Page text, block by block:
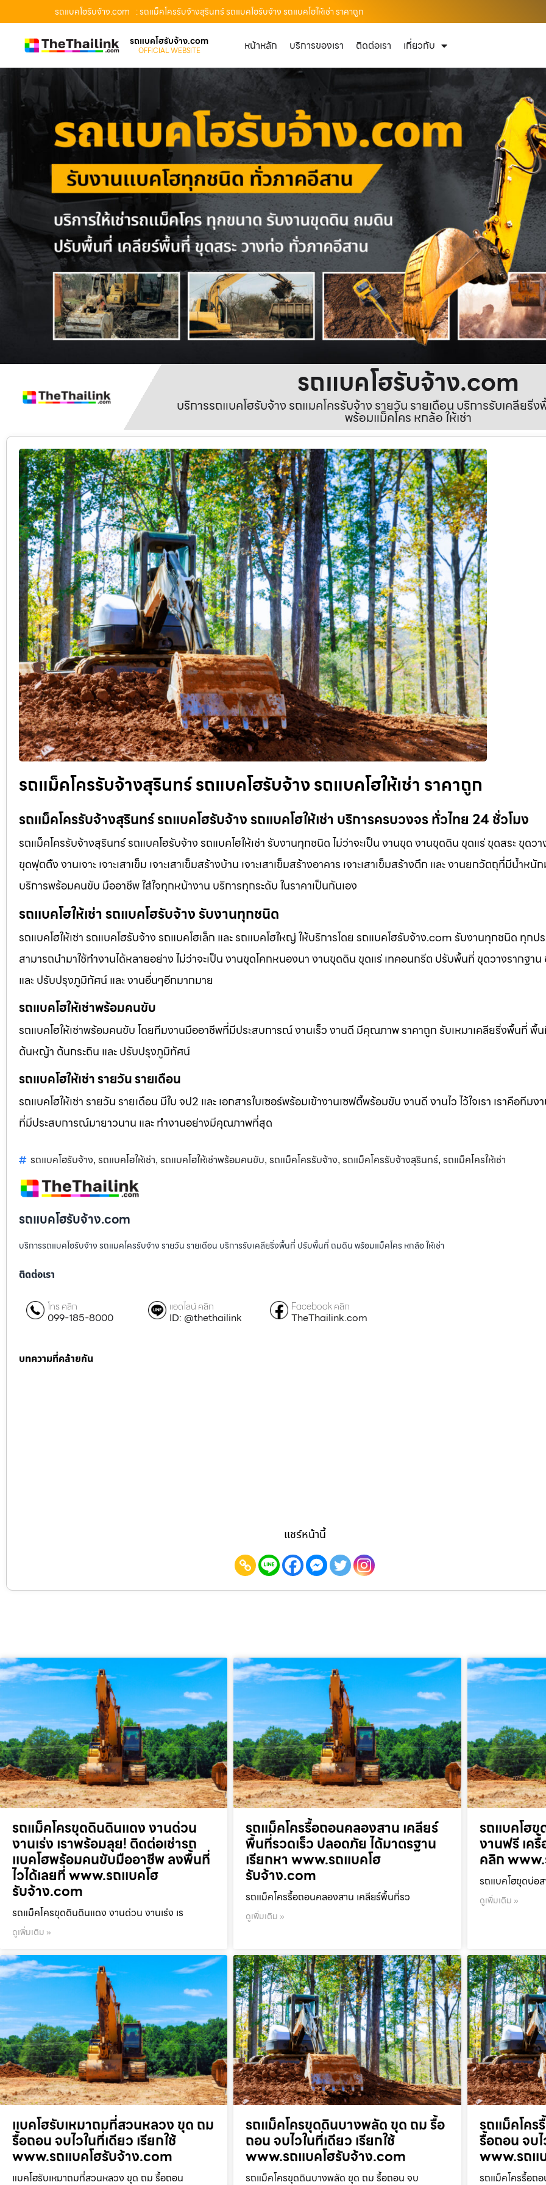
รถแบคโฮรับจ้าง.com : รถแม็คโครรับจ้างสุรินทร์ รถแบคโฮรับจ้าง รถแบคโฮให้เช่า ราคาถูก
รถแบคโฮรับจ้าง.com
OFFICIAL WEBSITE หน้าหลัก บริการของเรา ติดต่อเรา เกี่ยวกับ
รถแบคโฮรับจ้าง.com
บริการรถแบคโฮรับจ้าง รถแมคโครรับจ้าง รายวัน รายเดือน บริการรับเคลีย
พร้อมแม็คโคร หกล้อ ให้เช่า
รถแม็คโครรับจ้างสุรินทร์ รถแบคโฮรับจ้าง รถแบคโฮให้เช่า ราคาถูก
รถแม็คโครรับจ้างสุรินทร์ รถแบคโฮรับจ้าง รถแบคโฮให้เช่า บริการครบวงจร ทั่วไทย 24 ชั่วโมง
รถแม็คโครรับจ้างสุรินทร์ รถแบคโฮรับจ้าง รถแบคโฮให้เช่า รับงานทุกชนิด ไม่ว่าจะเป็น งานขุด งานขุดดิน ขุดแร่ ขุดสระ ขุดว
ขุดฟุตติ้ง งานเจาะ เจาะเสาเข็ม เจาะเสาเข็มสร้างบ้าน เจาะเสาเข็มสร้างอาคาร เจาะเสาเข็มสร้างตึก และ งานยกวัตถุที่มีน้ำหนั
บริการพร้อมคนขับ มืออาชีพ ใส่ใจทุกหน้างาน บริการทุกระดับ ในราคาเป็นกันเอง
รถแบคโฮให้เช่า รถแบคโฮรับจ้าง รับงานทุกชนิด
รถแบคโฮให้เช่า รถแบคโฮรับจ้าง รถแบคโฮเล็ก และ รถแบคโฮใหญ่ ให้บริการโดย รถแบคโฮรับจ้าง.com รับงานทุกชนิด ทุกปร
สามารถนำมาใช้ทำงานได้หลายอย่าง ไม่ว่าจะเป็น งานขุดโคกหนองนา งานขุดดิน ขุดแร่ เทคอนกรีต ปรับพื้นที่ ขุดวางรากฐา
และ ปรับปรุงภูมิทัศน์ และ งานอื่นๆอีกมากมาย
รถแบคโฮให้เช่าพร้อมคนขับ
รถแบคโฮให้เช่าพร้อมคนขับ โดยทีมงานมืออาชีพที่มีประสบการณ์ งานเร็ว งานดี มีคุณภาพ ราคาถูก รับเหมาเคลียริ่งพื้นที่ พื้
ต้นหญ้า ต้นกระถิน และ ปรับปรุงภูมิทัศน์
รถแบคโฮให้เช่า รายวัน รายเดือน
รถแบคโฮให้เช่า รายวัน รายเดือน มีใบ จป2 และ เอกสารใบเซอร์พร้อมเข้างานเซฟตี้พร้อมขับ งานดี งานไว ไว้ใจเรา เราคือทีม
ที่มีประสบการณ์มายาวนาน และ ทำงานอย่างมีคุณภาพที่สุด
รถแบคโฮรับจ้าง, รถแบคโฮให้เช่า, รถแบคโฮให้เช่าพร้อมคนขับ, รถแม็คโครรับจ้าง, รถแม็คโครรับจ้างสุรินทร์, รถแม็คโครให้เช่า
รถแบคโฮรับจ้าง.com
บริการรถแบคโฮรับจ้าง รถแมคโครรับจ้าง รายวัน รายเดือน บริการรับเคลียริ่งพื้นที่ ปรับพื้นที่ ถมดิน พร้อมแม็คโคร หกล้อ ให้เช่า
ติดต่อเรา
โทร คลิก
099-185-8000
แอดไลน์ คลิก
ID: @thethailink
Facebook คลิก
TheThailink.com
บทความที่คล้ายกัน
แชร์หน้านี้
รถแม็คโครขุดดินดินแดง งานด่วน
งานเร่ง เราพร้อมลุย! ติดต่อเช่ารถ
แบคโฮพร้อมคนขับมืออาชีพ ลงพื้นที่
ไวได้เลยที่ www.รถแบคโฮ
รับจ้าง.com
รถแม็คโครขุดดินดินแดง งานด่วน งานเร่ง เร
ดูเพิ่มเติม »
รถแม็คโครรื้อถอนคลองสาน เคลียร์
พื้นที่รวดเร็ว ปลอดภัย ได้มาตรฐาน
เรียกหา www.รถแบคโฮ
รับจ้าง.com
รถแม็คโครรื้อถอนคลองสาน เคลียร์พื้นที่รว
ดูเพิ่มเติม »
รถแบคโฮขุ
งานฟรี เค
คลิก
รถแบคโฮขุดบ่อส
ดูเพิ่มเติม »
แบคโฮรับเหมาถมที่สวนหลวง ขุด ถม
รื้อถอน จบไวในที่เดียว เรียกใช้
www.รถแบคโฮรับจ้าง.com
แบคโฮรับเหมาถมที่สวนหลวง ขุด ถม รื้อถอน
รถแม็คโครขุดดินบางพลัด ขุด ถม รื้อ
ถอน จบไวในที่เดียว เรียกใช้
www.รถแบคโฮรับจ้าง.com
รถแม็คโครขุดดินบางพลัด ขุด ถม รื้อถอน จบ
รถแม็คโค
รื้อถอน จบไ
www.รถแ
รถแม็คโครรื้อถ